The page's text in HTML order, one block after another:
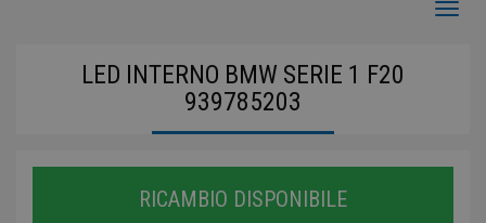
LED INTERNO BMW SERIE 1 F20
939785203
RICAMBIO DISPONIBILE